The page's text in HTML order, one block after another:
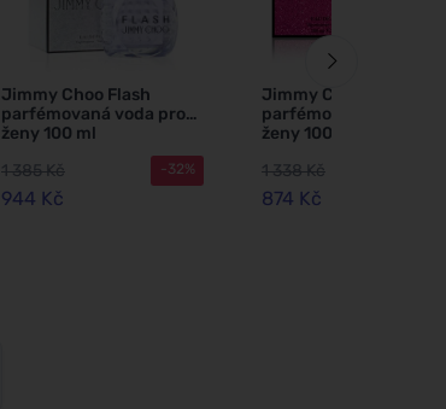
Jimmy Choo Flash
parfémovaná voda pro
ženy 100 ml
1 385 Kč
944 Kč
-32%
Jimmy Choo Blossom
parfémovaná voda pro
ženy 100 ml
1 338 Kč
874 Kč